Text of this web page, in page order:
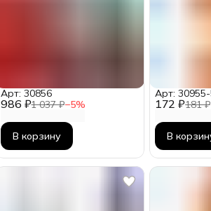
986 ₽1 037 ₽−5%
Арт: 30856
В корзину
172 ₽181 ₽
Арт:
В